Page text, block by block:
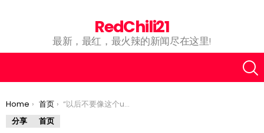
RedChili21
最新，最红，最火辣的新闻尽在这里!
You are here:
Home 首页
“以后不要像这个uncle酱！” 大马装修工人的回应被网民like爆！网友：书读得多不一定就是了不起的人！
分享
首页